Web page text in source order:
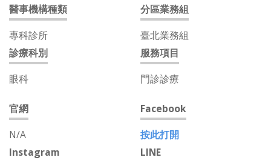
醫事機構種類
專科診所
分區業務組
臺北業務組
診療科別
眼科
服務項目
門診診療
官網
N/A
Facebook
按此打開
Instagram
LINE